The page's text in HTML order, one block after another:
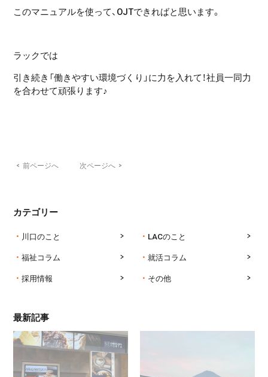
このマニュアルを使って、OJTできればと思います。
ラックでは
引き続き「働きやすい環境づくり」に力を入れて！社員一同力
を合わせて頑張ります♪
< 前ページへ 次ページへ >
カテゴリー
川口のこと
LACのこと
福祉コラム
就活コラム
採用情報
その他
最新記事